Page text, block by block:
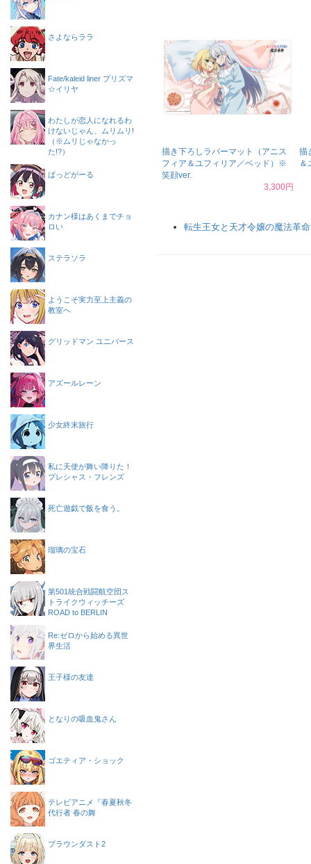
描き下ろしラバーマット（アニス
フィア＆ユフィリア／ベッド）※
笑顔ver.
3,300円
描
＆
転生王女と天才令嬢の魔法革命
さよならララ
Fate/kaleid liner プリズマ
☆イリヤ
わたしが恋人になれるわ
けないじゃん、ムリムリ!
（※ムリじゃなかっ
た!?）
ばっどがーる
カナン様はあくまでチョ
ロい
ステラソラ
ようこそ実力至上主義の
教室へ
グリッドマン ユニバース
アズールレーン
少女終末旅行
私に天使が舞い降りた！
プレシャス・フレンズ
死亡遊戯で飯を食う。
瑠璃の宝石
第501統合戦闘航空団ス
トライクウィッチーズ
ROAD to BERLIN
Re:ゼロから始める異世
界生活
王子様の友達
となりの吸血鬼さん
ゴエティア・ショック
テレビアニメ『春夏秋冬
代行者 春の舞
ブラウンダスト2